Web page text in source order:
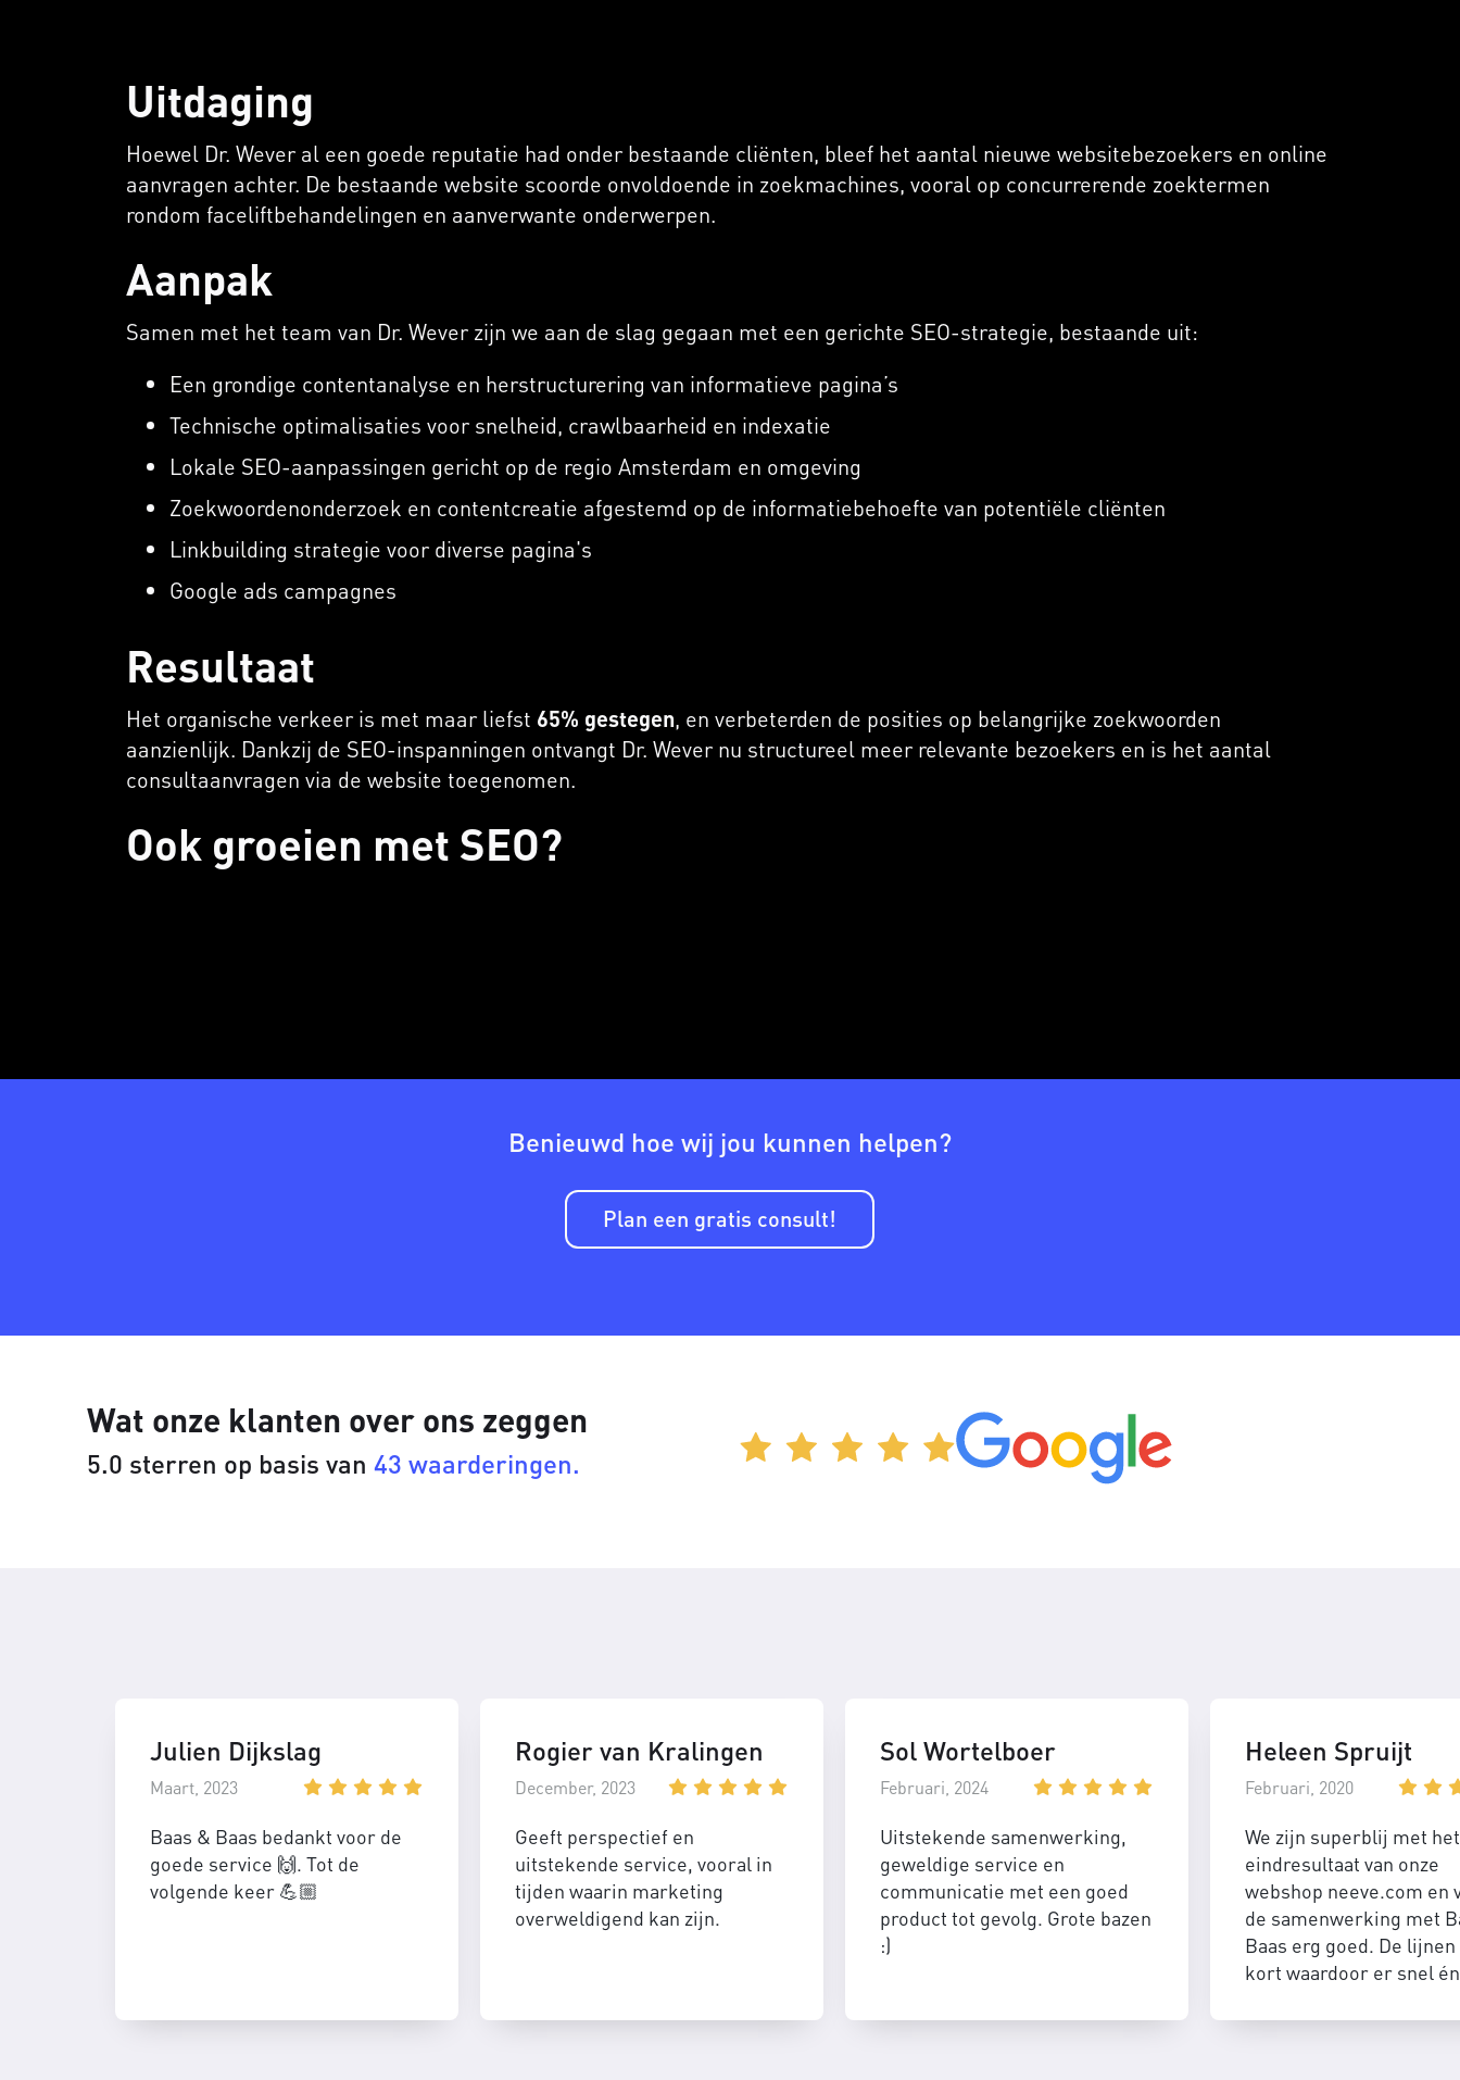
Uitdaging
Hoewel Dr. Wever al een goede reputatie had onder bestaande cliënten, bleef het aantal nieuwe websitebezoekers en online
aanvragen achter. De bestaande website scoorde onvoldoende in zoekmachines, vooral op concurrerende zoektermen
rondom faceliftbehandelingen en aanverwante onderwerpen.
Aanpak
Samen met het team van Dr. Wever zijn we aan de slag gegaan met een gerichte SEO-strategie, bestaande uit:
Een grondige contentanalyse en herstructurering van informatieve pagina’s
Technische optimalisaties voor snelheid, crawlbaarheid en indexatie
Lokale SEO-aanpassingen gericht op de regio Amsterdam en omgeving
Zoekwoordenonderzoek en contentcreatie afgestemd op de informatiebehoefte van potentiële cliënten
Linkbuilding strategie voor diverse pagina's
Google ads campagnes
Resultaat
Het organische verkeer is met maar liefst 65% gestegen, en verbeterden de posities op belangrijke zoekwoorden
aanzienlijk. Dankzij de SEO-inspanningen ontvangt Dr. Wever nu structureel meer relevante bezoekers en is het aantal
consultaanvragen via de website toegenomen.
Ook groeien met SEO?
Benieuwd hoe wij jou kunnen helpen?
Plan een gratis consult!
Wat onze klanten over ons zeggen
5.0 sterren op basis van 43 waarderingen.
Julien Dijkslag
Maart, 2023
Baas & Baas bedankt voor de
goede service 🙌. Tot de
volgende keer 💪🏼
Rogier van Kralingen
December, 2023
Geeft perspectief en
uitstekende service, vooral in
tijden waarin marketing
overweldigend kan zijn.
Sol Wortelboer
Februari, 2024
Uitstekende samenwerking,
geweldige service en
communicatie met een goed
product tot gevolg. Grote bazen
:)
Heleen Spruijt
Februari, 2020
We zijn superblij met het
eindresultaat van onze
webshop neeve.com en
de samenwerking met
Baas erg goed. De
kort waardoor er snel én
worden.